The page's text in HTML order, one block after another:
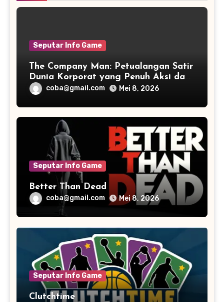
Seputar Info Game
The Company Man: Petualangan Satir
Dunia Korporat yang Penuh Aksi dan
Humorcoba@gmail.com Mei 8, 2026
Seputar Info Game
Better Than Dead
coba@gmail.com Mei 8, 2026
Seputar Info Game
Clutchtime